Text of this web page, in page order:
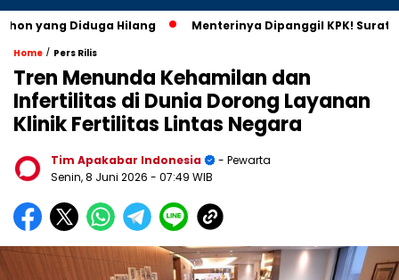
Diduga Hilang Menterinya Dipanggil KPK! Surat Istri
Home / Pers Rilis
Tren Menunda Kehamilan dan
Infertilitas di Dunia Dorong Layanan
Klinik Fertilitas Lintas Negara
Tim Apakabar Indonesia
- Pewarta
Senin, 8 Juni 2026 - 07:49 WIB